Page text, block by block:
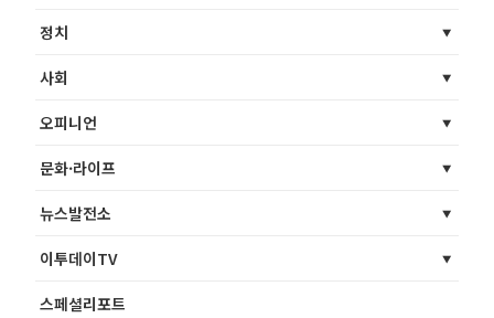
정치
사회
오피니언
문화·라이프
뉴스발전소
이투데이TV
스페셜리포트